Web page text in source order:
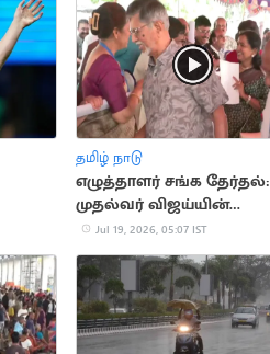
தமிழ் நாடு
எழுத்தாளர் சங்க தேர்தல்:
முதல்வர் விஜய்யின்
பெற்றோர் வாக்களிப்பு
Jul 19, 2026, 05:07 IST